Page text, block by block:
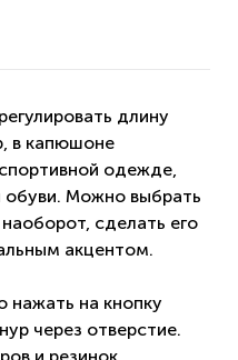
длину
в капюшоне
одежде,
обуви. Можно выбрать
сделать его
акцентом.
нажать на кнопку
через отверстие.